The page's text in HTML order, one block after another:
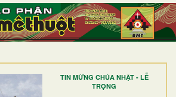
TIN MỪNG CHÚA NHẬT - LỄ
TRỌNG